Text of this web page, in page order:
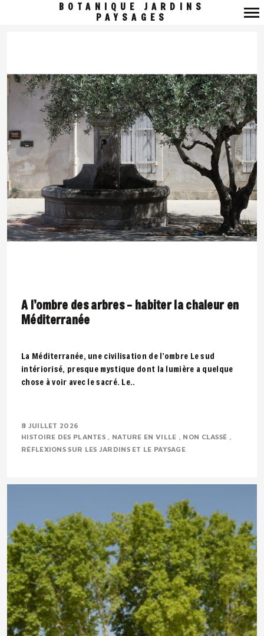
BOTANIQUE JARDINS
PAYSAGES
A l’ombre des arbres – habiter la chaleur en
Méditerranée
La Méditerranée, une civilisation de l’ombre Le sud
intériorisé, presque mystique dont la lumière a quelque
chose à voir avec le sacré. Le..
8 JUILLET 2026
HISTOIRE DES PLANTES
NATURE EN VILLE
NON CLASSÉ
RÉFLEXIONS SUR LES JARDINS ET LE PAYSAGE